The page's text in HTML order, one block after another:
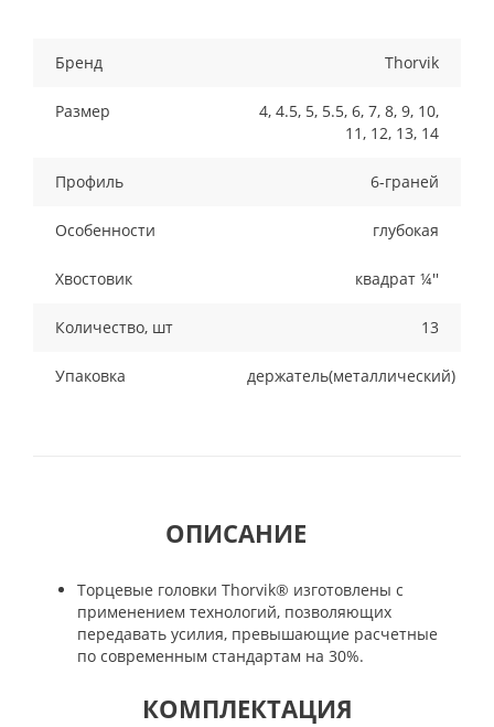
Бренд Thorvik
Размер
4, 4.5, 5, 5.5, 6, 7, 8, 9, 10,
11, 12, 13, 14
Профиль 6-граней
Особенности глубокая
Хвостовик квадрат ¼''
Количество, шт 13
Упаковка держатель(металлический)
ОПИСАНИЕ
Торцевые головки Thorvik® изготовлены с
применением технологий, позволяющих
передавать усилия, превышающие расчетные
по современным стандартам на 30%.
КОМПЛЕКТАЦИЯ